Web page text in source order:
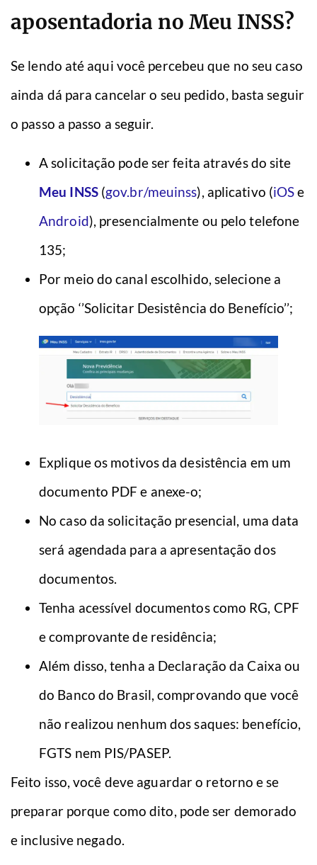
aposentadoria no Meu INSS?
Se lendo até aqui você percebeu que no seu caso
ainda dá para cancelar o seu pedido, basta seguir
o passo a passo a seguir.
A solicitação pode ser feita através do site
Meu INSS(gov.br/meuinss), aplicativo (iOSe
Android), presencialmente ou pelo telefone
135;
Por meio do canal escolhido, selecione a
opção ‘’Solicitar Desistência do Benefício’’;
Explique os motivos da desistência em um
documento PDF e anexe-o;
No caso da solicitação presencial, uma data
será agendada para a apresentação dos
documentos.
Tenha acessível documentos como RG, CPF
e comprovante de residência;
Além disso, tenha a Declaração da Caixa ou
do Banco do Brasil, comprovando que você
não realizou nenhum dos saques: benefício,
FGTS nem PIS/PASEP.
Feito isso, você deve aguardar o retorno e se
preparar porque como dito, pode ser demorado
e inclusive negado.